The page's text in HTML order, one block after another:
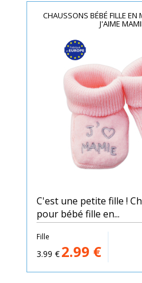
CHAUSSONS BÉBÉ FILLE EN
J'AIME
C'est une petite fille !
pour bébé fille en...
Fille
3.99 € 2.99 €